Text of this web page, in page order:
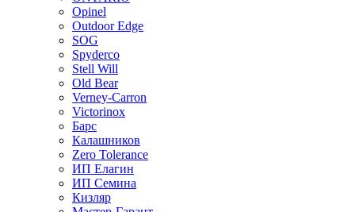
Opinel
Outdoor Edge
SOG
Spyderco
Stell Will
Old Bear
Verney-Carron
Victorinox
Барс
Калашников
Zero Tolerance
ИП Елагин
ИП Семина
Кизляр